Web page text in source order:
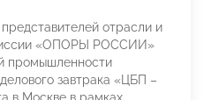
отрасли и
«ОПОРЫ РОССИИ»
промышленности
завтрака «ЦБП –
в Москве в рамках